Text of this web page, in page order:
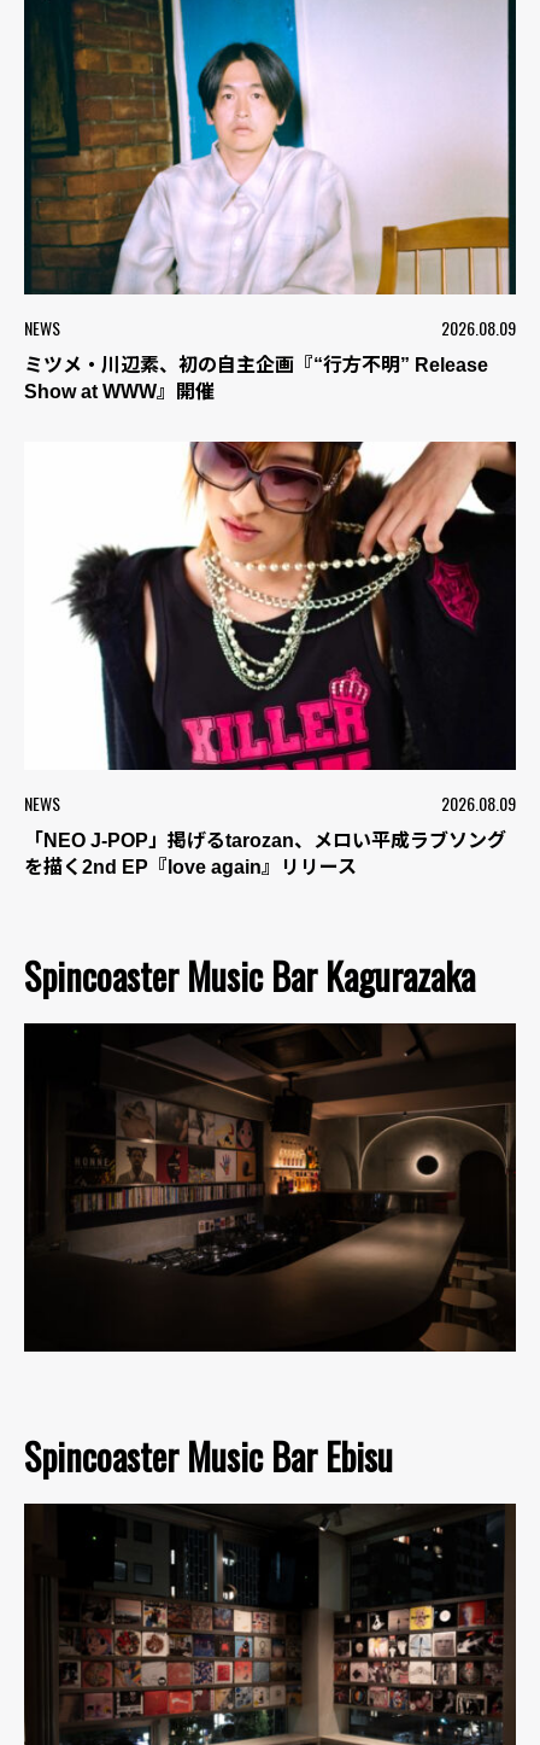
NEWS 2026.08.09
ミツメ・川辺素、初の自主企画『“行方不明” Release
Show at WWW』開催
NEWS 2026.08.09
「NEO J-POP」掲げるtarozan、メロい平成ラブソング
を描く2nd EP『love again』リリース
Spincoaster Music Bar Kagurazaka
Spincoaster Music Bar Ebisu